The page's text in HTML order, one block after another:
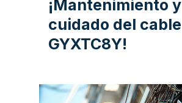
¡Mantenimiento y
cuidado del cable
GYXTC8Y!